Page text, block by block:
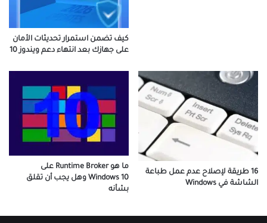
كيف تضمن استمرار تحديثات الأمان
على جهازك بعد انتهاء دعم ويندوز 10
16 طريقة لإصلاح عدم عمل طباعة
الشاشة في Windows
ما هو Runtime Broker على
Windows 10 وهل يجب أن تقلق
بشأنه